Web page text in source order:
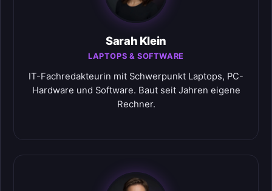
Sarah Klein
LAPTOPS & SOFTWARE
IT-Fachredakteurin mit Schwerpunkt Laptops, PC-
Hardware und Software. Baut seit Jahren eigene
Rechner.